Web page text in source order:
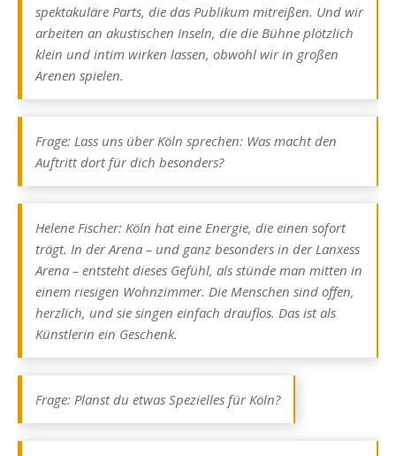
spektakuläre Parts, die das Publikum mitreißen. Und wir
arbeiten an akustischen Inseln, die die Bühne plötzlich
klein und intim wirken lassen, obwohl wir in großen
Arenen spielen.
Frage: Lass uns über Köln sprechen: Was macht den
Auftritt dort für dich besonders?
Helene Fischer: Köln hat eine Energie, die einen sofort
trägt. In der Arena – und ganz besonders in der Lanxess
Arena – entsteht dieses Gefühl, als stünde man mitten in
einem riesigen Wohnzimmer. Die Menschen sind offen,
herzlich, und sie singen einfach drauflos. Das ist als
Künstlerin ein Geschenk.
Frage: Planst du etwas Spezielles für Köln?